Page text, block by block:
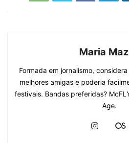
Maria
Formada em jornalismo,
melhores amigas e poderia
festivais. Bandas preferidas?
Age.